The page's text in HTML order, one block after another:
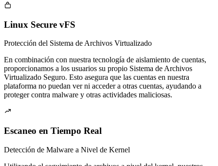

Linux Secure vFS
Protección del Sistema de Archivos Virtualizado
En combinación con nuestra tecnología de aislamiento de cuentas,
proporcionamos a los usuarios su propio Sistema de Archivos
Virtualizado Seguro. Esto asegura que las cuentas en nuestra
plataforma no puedan ver ni acceder a otras cuentas, ayudando a
proteger contra malware y otras actividades maliciosas.

Escaneo en Tiempo Real
Detección de Malware a Nivel de Kernel